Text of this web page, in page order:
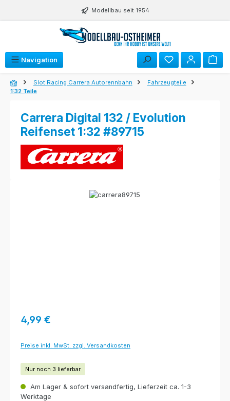
Zum Hauptinhalt springen Modellbau seit 1954
Navigation
Slot Racing Carrera Autorennbahn
Fahrzeugteile
1:32 Teile
Carrera Digital 132 / Evolution
Reifenset 1:32 #89715
Bildergalerie überspringen
Regulärer Preis:
4,99 €
Preise inkl. MwSt. zzgl. Versandkosten
Nur noch 3 lieferbar
Am Lager & sofort versandfertig, Lieferzeit ca. 1-3
Werktage